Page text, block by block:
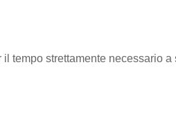
tempo strettamente necessario